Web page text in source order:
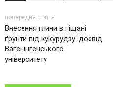
попередня стаття
Внесення глини в піщані
ґрунти під кукурудзу: досвід
Вагенінгенського
університету